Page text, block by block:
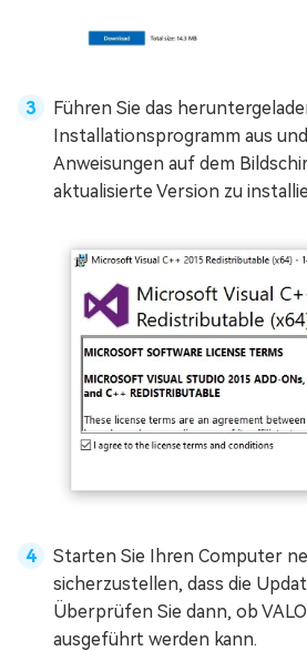
Führen Sie das
Installationsprogramm aus
Anweisungen auf dem
aktualisierte Version zu
Starten Sie Ihren Computer
sicherzustellen, dass die
Überprüfen Sie dann, ob
ausgeführt werden kann.